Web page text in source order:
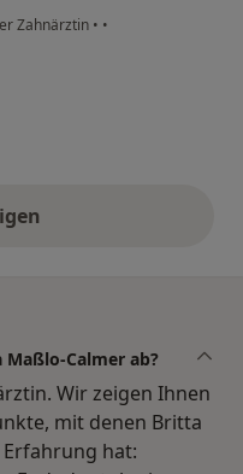
Zahnärztin • •
Stellungnahmen
Calmer ab?
Wir zeigen Ihnen
mit denen Britta
hat: